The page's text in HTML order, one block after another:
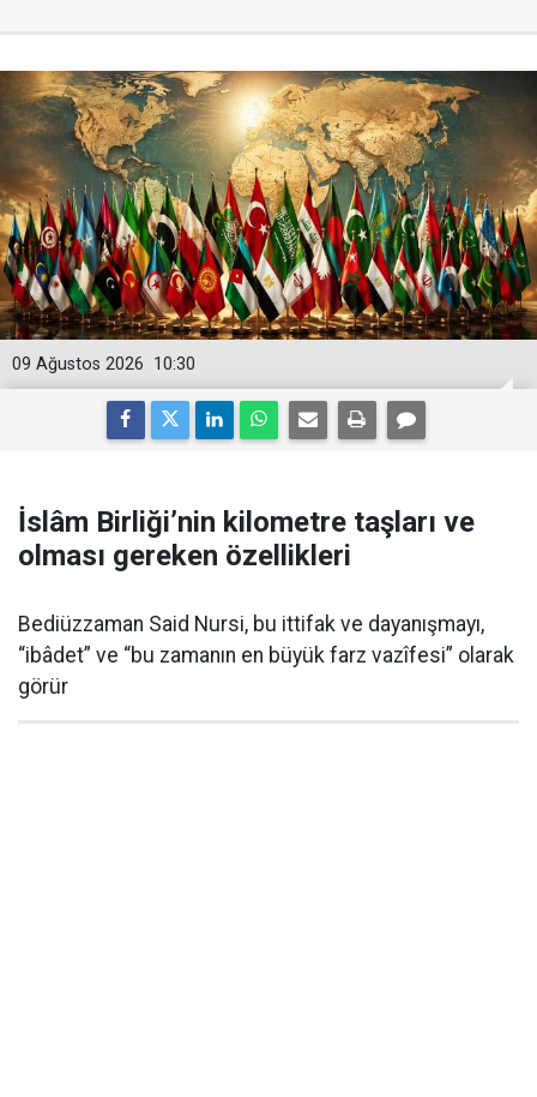
10:30
09 Ağustos 2026
İslâm Birliği’nin kilometre taşları ve
olması gereken özellikleri
Bediüzzaman Said Nursi, bu ittifak ve dayanışmayı,
“ibâdet” ve “bu zamanın en büyük farz vazîfesi” olarak
görür